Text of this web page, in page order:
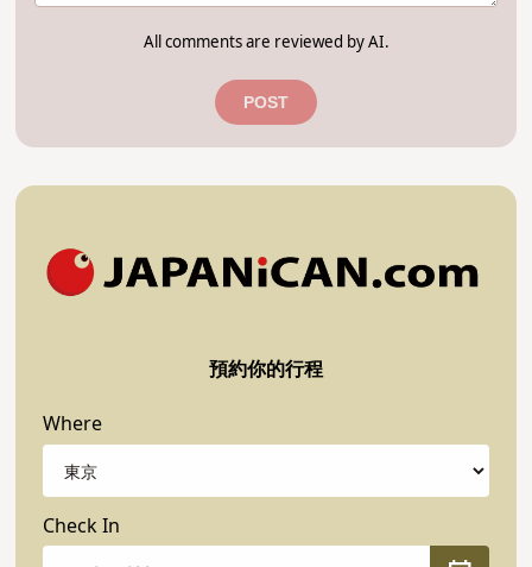
All comments are reviewed by AI.
POST
預約你的行程
Where
Check In